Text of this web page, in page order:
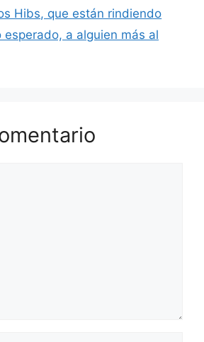
Hibs, que están rindiendo
a alguien más al